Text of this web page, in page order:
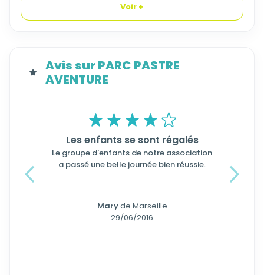
Voir +
Avis sur PARC PASTRE
AVENTURE
Les enfants se sont régalés
Le groupe d'enfants de notre association
a passé une belle journée bien réussie.
Maryde Marseille
29/06/2016
Précedent Suivant